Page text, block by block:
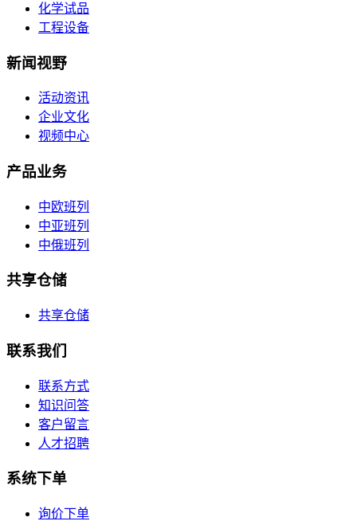
化学试品
工程设备
新闻视野
活动资讯
企业文化
视频中心
产品业务
中欧班列
中亚班列
中俄班列
共享仓储
共享仓储
联系我们
联系方式
知识问答
客户留言
人才招聘
系统下单
询价下单